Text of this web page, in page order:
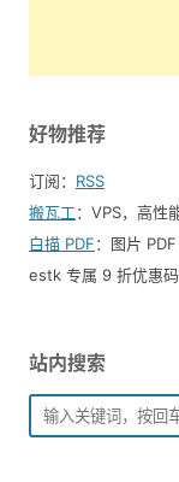
好物推荐
订阅： RSS
搬瓦工：VPS，高性
白描 PDF：图片
estk 专属 9 折优惠
站内搜索